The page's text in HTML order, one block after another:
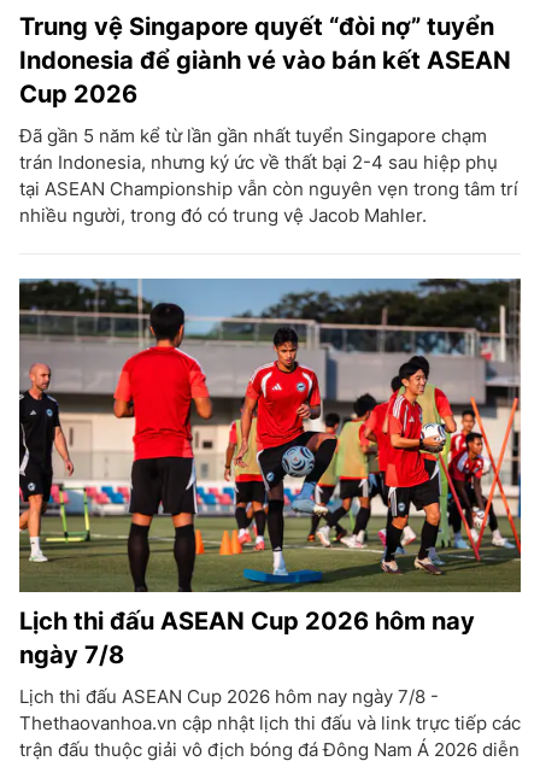
Trung vệ Singapore quyết “đòi nợ” tuyển
Indonesia để giành vé vào bán kết ASEAN
Cup 2026
Đã gần 5 năm kể từ lần gần nhất tuyển Singapore chạm
trán Indonesia, nhưng ký ức về thất bại 2-4 sau hiệp phụ
tại ASEAN Championship vẫn còn nguyên vẹn trong tâm trí
nhiều người, trong đó có trung vệ Jacob Mahler.
Lịch thi đấu ASEAN Cup 2026 hôm nay
ngày 7/8
Lịch thi đấu ASEAN Cup 2026 hôm nay ngày 7/8 -
Thethaovanhoa.vn cập nhật lịch thi đấu và link trực tiếp các
trận đấu thuộc giải vô địch bóng đá Đông Nam Á 2026 diễn